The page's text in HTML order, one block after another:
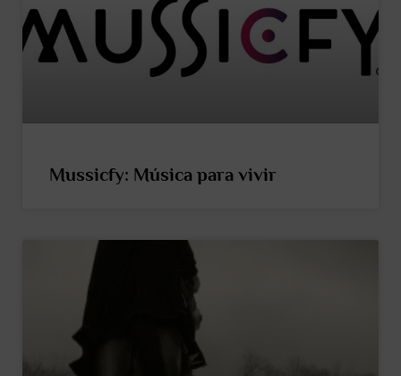
Mussicfy: Música para vivir